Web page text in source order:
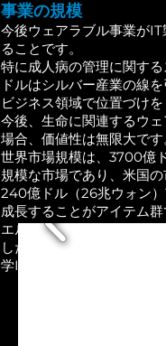
事業の規模
今後ウェアラブル事業が
ることです。
特に成人病の管理に関す
ドルはシルバー産業の線
ビジネス領域で位置づけを
今後、生命に関連するウ
場合、価値性は無限大です
世界市場規模は、3700億
規模な市場であり、米国の
240億ドル（26兆ウォン
成長することがアイテム群
エルピーダワット値は、
した技術を保有している
学ITが融合した新たな地平